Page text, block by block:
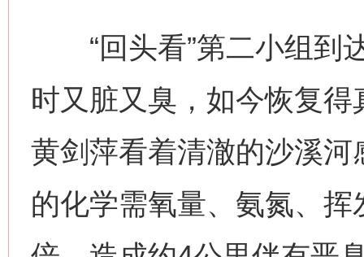
“回头看”第二小组到
时又脏又臭，如今恢复
黄剑萍看着清澈的沙溪
的化学需氧量、氨氮、